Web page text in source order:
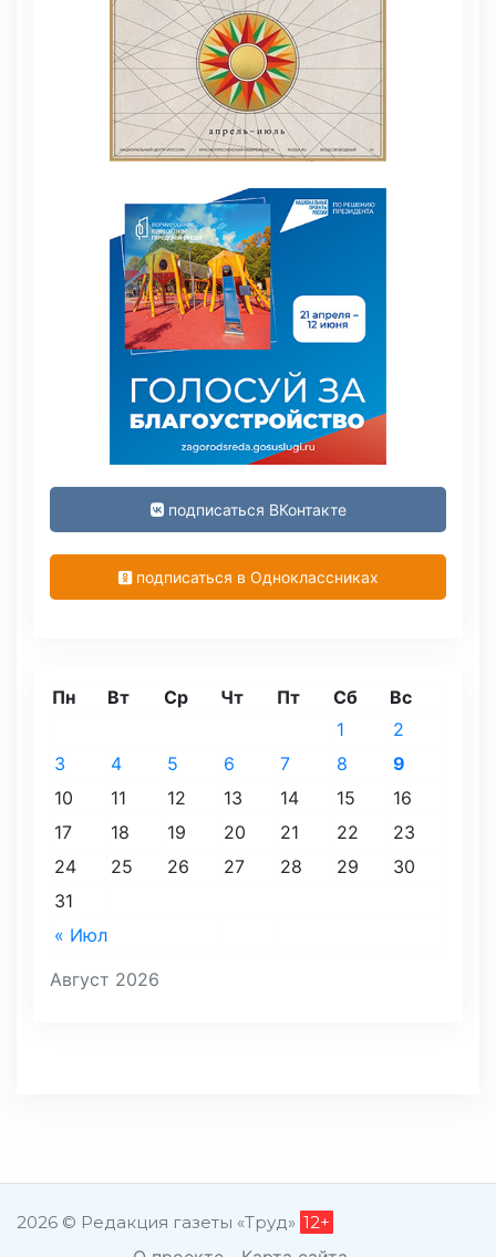
подписаться ВКонтакте
подписаться в Одноклассниках
Август 2026
Пн Вт Ср Чт Пт Сб Вс
« Июл
1
2
3
4 5 6 7 8
9
10
11 12 13 14 15
16
17
18 19 20 21 22
23
24
25 26 27 28 29
30
31
2026 © Редакция газеты «Труд» 12+